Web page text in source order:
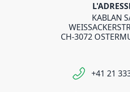
KABLAN
CH-3072
+41 21